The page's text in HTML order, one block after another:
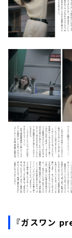
『ガスワン